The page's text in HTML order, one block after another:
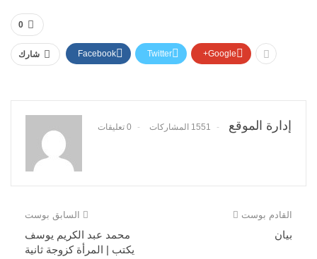
0
شارك Facebook Twitter Google+
إدارة الموقع 1551 المشاركات 0 تعليقات
السابق بوست
محمد عبد الكريم يوسف
يكتب | المرأة كزوجة ثانية
القادم بوست
بيان